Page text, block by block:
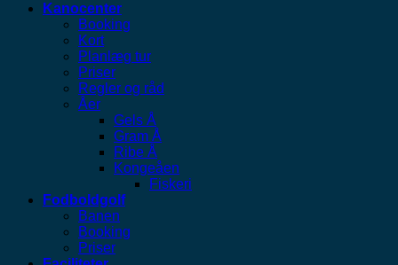
Kanocenter
Booking
Kort
Planlæg tur
Priser
Regler og råd
Åer
Gels Å
Gram Å
Ribe Å
Kongeåen
Fiskeri
Fodboldgolf
Banen
Booking
Priser